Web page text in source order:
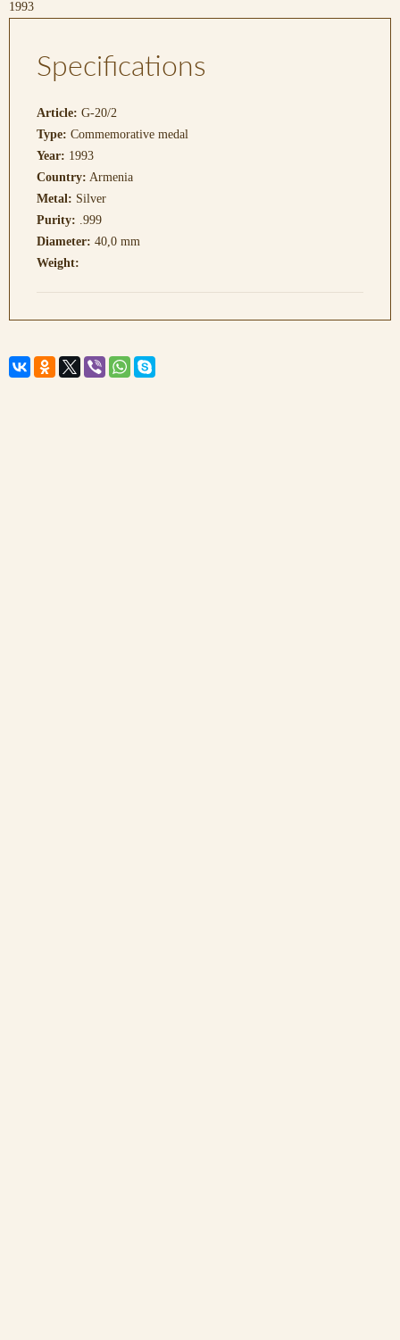
1993
Specifications
Article: G-20/2
Type: Commemorative medal
Year: 1993
Country: Armenia
Metal: Silver
Purity: .999
Diameter: 40,0 mm
Weight: